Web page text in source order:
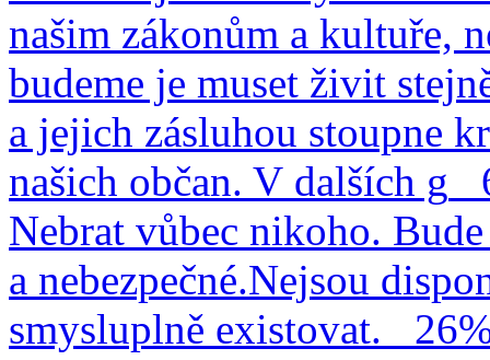
našim zákonům a kultuře,
budeme je muset živit
a jejich zásluhou stoupne
našich občan. V dalších g
Nebrat vůbec nikoho.
a nebezpečné.Nejsou
smysluplně existovat.